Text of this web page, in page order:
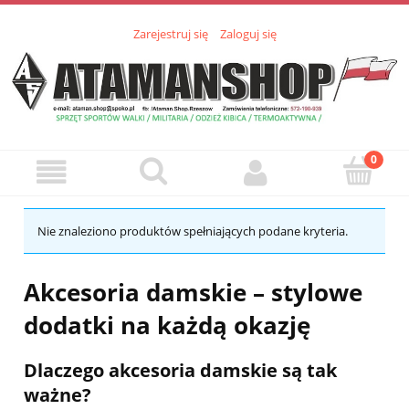
Zarejestruj się Zaloguj się
Nie znaleziono produktów spełniających podane kryteria.
Akcesoria damskie – stylowe
dodatki na każdą okazję
Dlaczego akcesoria damskie są tak
ważne?